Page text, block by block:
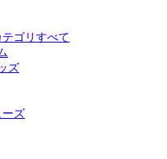
ゴリすべて
ズ
ーズ